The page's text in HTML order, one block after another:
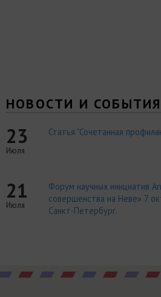
НОВОСТИ И СОБЫТИЯ
23
Июля
Статья "Сочетанная
21
Июля
Форум научных инициатив
совершенства на Неве» 7
Санкт-Петербург.